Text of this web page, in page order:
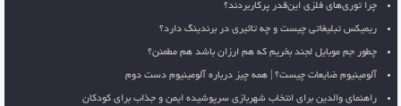
چرا توری‌های فلزی این‌قدر پرکاربردند؟
ریمیکس تبلیغاتی چیست و چه تاثیری در برندینگ دارد؟
چطور جم موبایل لجند بخریم که هم ارزان باشد هم مطمئن؟
آلومینیوم ضایعات چیست؟ | همه چیز درباره آلومینیوم دست دوم
راهنمای والدین برای انتخاب شهربازی سرپوشیده ایمن و جذاب برای کودکان